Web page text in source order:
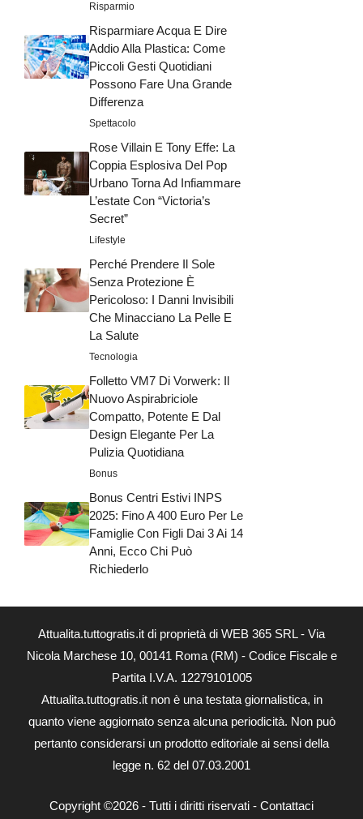
Risparmio
Risparmiare Acqua E Dire
Addio Alla Plastica: Come
Piccoli Gesti Quotidiani
Possono Fare Una Grande
Differenza
Spettacolo
Rose Villain E Tony Effe: La
Coppia Esplosiva Del Pop
Urbano Torna Ad Infiammare
L’estate Con “Victoria’s
Secret”
Lifestyle
Perché Prendere Il Sole
Senza Protezione È
Pericoloso: I Danni Invisibili
Che Minacciano La Pelle E
La Salute
Tecnologia
Folletto VM7 Di Vorwerk: Il
Nuovo Aspirabriciole
Compatto, Potente E Dal
Design Elegante Per La
Pulizia Quotidiana
Bonus
Bonus Centri Estivi INPS
2025: Fino A 400 Euro Per Le
Famiglie Con Figli Dai 3 Ai 14
Anni, Ecco Chi Può
Richiederlo
Attualita.tuttogratis.it di proprietà di WEB 365 SRL - Via
Nicola Marchese 10, 00141 Roma (RM) - Codice Fiscale e
Partita I.V.A. 12279101005
Attualita.tuttogratis.it non è una testata giornalistica, in
quanto viene aggiornato senza alcuna periodicità. Non può
pertanto considerarsi un prodotto editoriale ai sensi della
legge n. 62 del 07.03.2001
Copyright ©2026 - Tutti i diritti riservati - Contattaci